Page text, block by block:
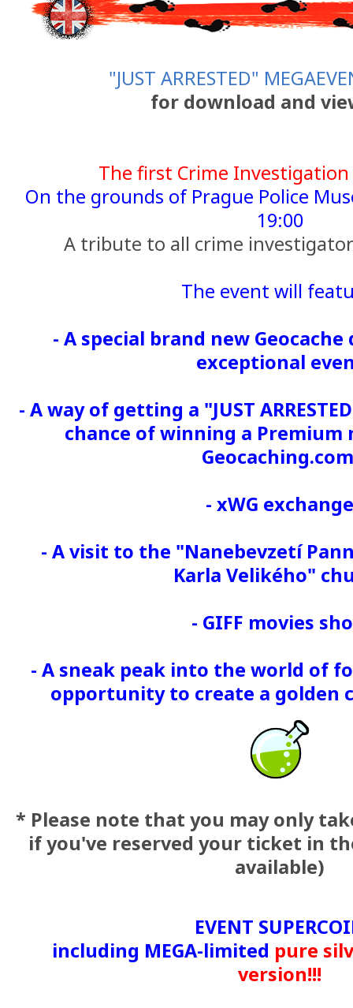
"JUST ARRESTED"
for download and
The first Crime Investigation
On the grounds of Prague Police
19:00
A tribute to all crime
The event will
- A special brand new
exceptional
- A way of getting a "JUST
chance of winning a Premium
- xWG exchange
- A visit to the "Nanebevzetí
Karla Velikého"
- GIFF movies
- A sneak peak into the world of
opportunity to create a golden
* Please note that you may only
if you've reserved your ticket in
available)
EVENT
including MEGA-limited pure
version!!!